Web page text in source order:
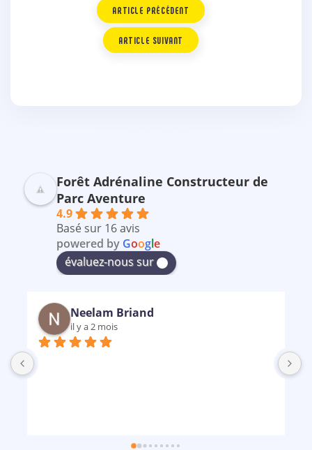
ARTICLE PRÉCÉDENT
ARTICLE SUIVANT
Forêt Adrénaline Constructeur de
Parc Aventure
4.9
Basé sur 16 avis
powered by Google
évaluez-nous sur
Neelam Briand
il y a 2 mois